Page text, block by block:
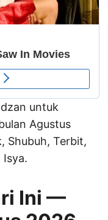
untuk
Agustus
Shubuh, Terbit,
Isya.
Ini —